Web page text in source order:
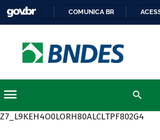
COMUNICA BR
Z7_L9KEH4O0LORH80ALCLTPF802G4